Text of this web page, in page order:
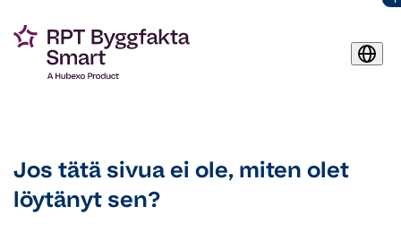
Jos tätä sivua ei ole, miten olet
löytänyt sen?